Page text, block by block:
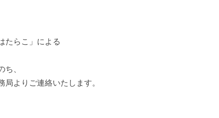
たらこ」による
ち、
局よりご連絡いたします。